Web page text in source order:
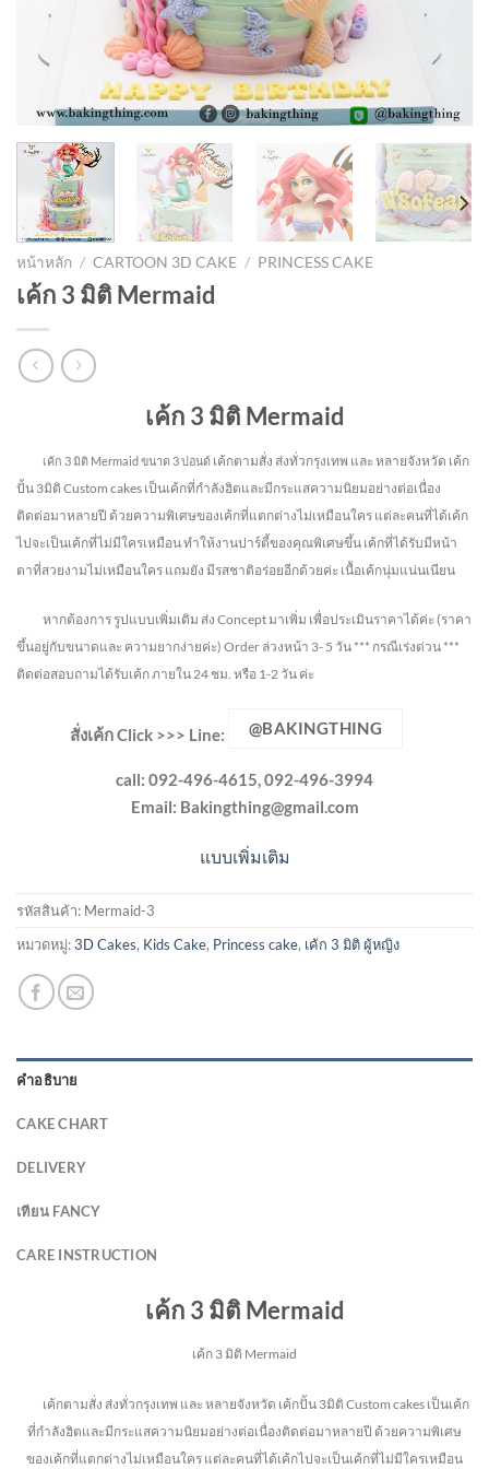
หน้าหลัก / CARTOON 3D CAKE / PRINCESS CAKE
เค้ก 3 มิติ Mermaid
เค้ก 3 มิติ Mermaid
เค้ก 3 มิติ Mermaidขนาด 3 ปอนด์ เค้กตามสั่ง ส่งทั่วกรุงเทพ และ หลายจังหวัด เค้ก
ปั้น 3มิติ Custom cakes เป็นเค้กที่กำลังฮิตและมีกระแสความนิยมอย่างต่อเนื่อง
ติดต่อมาหลายปี ด้วยความพิเศษของเค้กที่แตกต่างไม่เหมือนใคร แต่ละคนที่ได้เค้ก
ไปจะเป็นเค้กที่ไม่มีใครเหมือน ทำให้งานปาร์ตี้ของคุณพิเศษขึ้น เค้กที่ได้รับมีหน้า
ตาที่สวยงามไม่เหมือนใคร แถมยัง มีรสชาติอร่อยอีกด้วยค่ะ เนื้อเค้กนุ่มแน่นเนียน
หากต้องการ รูปแบบเพิ่มเติม ส่ง Concept มาเพิ่ม เพื่อประเมินราคาได้ค่ะ (ราคา
ขึ้นอยู่กับขนาดและ ความยากง่ายค่ะ) Order ล่วงหน้า 3- 5 วัน *** กรณีเร่งด่วน ***
ติดต่อสอบถามได้รับเค้ก ภายใน 24 ชม. หรือ 1-2 วัน ค่ะ
สั่งเค้ก Click >>> Line: @BAKINGTHING
call: 092-496-4615, 092-496-3994
Email: Bakingthing@gmail.com
แบบเพิ่มเติม
รหัสสินค้า: Mermaid-3
หมวดหมู่:3D Cakes, Kids Cake, Princess cake, เค้ก 3 มิติ ผู้หญิง
คำอธิบาย
CAKE CHART
DELIVERY
เทียน FANCY
CARE INSTRUCTION
เค้ก 3 มิติ Mermaid
เค้ก 3 มิติ Mermaid
เค้กตามสั่ง ส่งทั่วกรุงเทพ และ หลายจังหวัด เค้กปั้น 3มิติ Custom cakes เป็นเค้ก
ที่กำลังฮิตและมีกระแสความนิยมอย่างต่อเนื่องติดต่อมาหลายปี ด้วยความพิเศษ
ของเค้กที่แตกต่างไม่เหมือนใคร แต่ละคนที่ได้เค้กไปจะเป็นเค้กที่ไม่มีใครเหมือน